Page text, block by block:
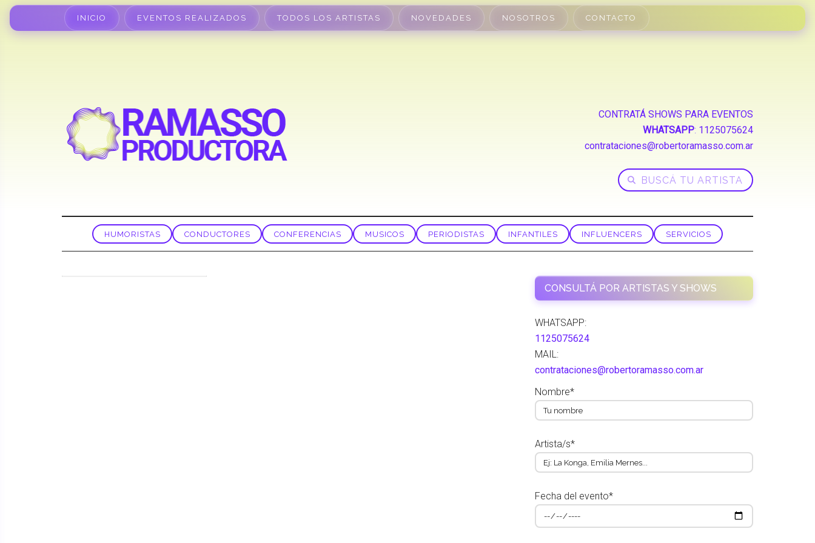
INICIO EVENTOS REALIZADOS TODOS LOS ARTISTAS NOVEDADES NOSOTROS CONTACTO
CONTRATÁ SHOWS PARA EVENTOS
WHATSAPP: 1125075624
contrataciones@robertoramasso.com.ar
HUMORISTAS CONDUCTORES CONFERENCIAS MUSICOS PERIODISTAS INFANTILES INFLUENCERS SERVICIOS
CONSULTÁ POR ARTISTAS Y SHOWS
WHATSAPP:
1125075624
MAIL:
contrataciones@robertoramasso.com.ar
Nombre*
Artista/s*
Fecha del evento*